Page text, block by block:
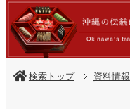
検索トップ 資料情報